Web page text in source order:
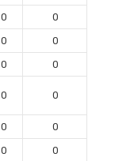
0
0
0
0
0
0
0 0
0
0
0
0